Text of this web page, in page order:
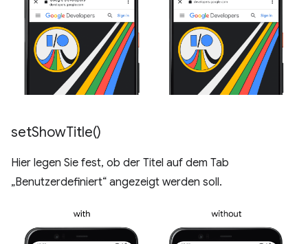
setShowTitle()
Hier legen Sie fest, ob der Titel auf dem Tab
„Benutzerdefiniert“ angezeigt werden soll.